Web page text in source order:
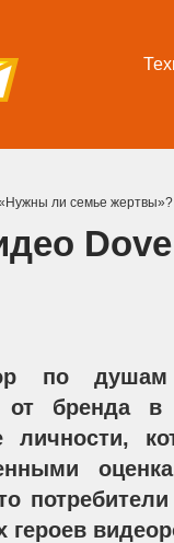
ли семье жертвы»?
по
бренда в
личности,
героев